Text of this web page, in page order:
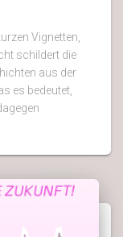
Vignetten,
schildert die
aus der
es bedeutet,